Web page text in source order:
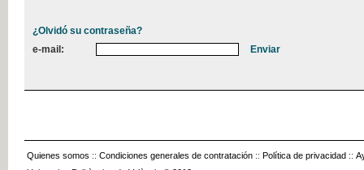
¿Olvidó su contraseña?
e-mail:
Quienes somos :: Condiciones generales de contratación :: Política de privacidad ::